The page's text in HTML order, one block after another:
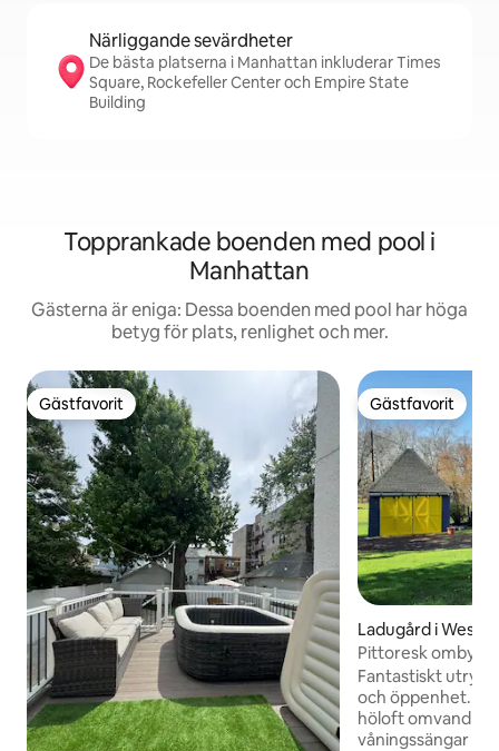
Närliggande sevärdheter
De bästa platserna i Manhattan inkluderar Times
Square, Rockefeller Center och Empire State
Building
Topprankade boenden med pool i
Manhattan
Gästerna är eniga: Dessa boenden med pool har höga
betyg för plats, renlighet och mer.
Gästfavorit
Gästfavorit Gästfavorit
Gästfavorit
Ladugård i West
Pittoresk
Fantastiskt
och öppenhet.
höloft omvandlat
våningssängar i